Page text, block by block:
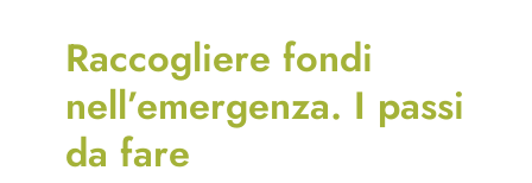
Raccogliere fondi
nell’emergenza. I passi
da fare